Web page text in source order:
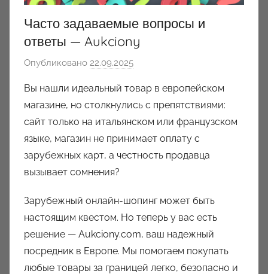
Часто задаваемые вопросы и
ответы — Aukciony
Опубликовано 22.09.2025
т
о
р
о
м
k
c
i
o
n
Вы нашли идеальный товар в европейском
магазине, но столкнулись с препятствиями:
сайт только на итальянском или французском
языке, магазин не принимает оплату с
зарубежных карт, а честность продавца
вызывает сомнения?
Зарубежный онлайн-шопинг может быть
настоящим квестом. Но теперь у вас есть
решение — Aukciony.com, ваш надежный
посредник в Европе. Мы помогаем покупать
любые товары за границей легко, безопасно и